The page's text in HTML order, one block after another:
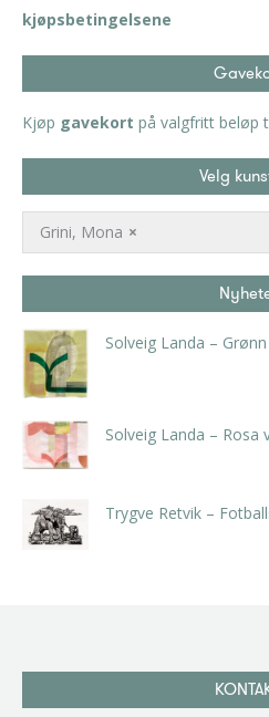
kjøpsbetingelsene
Kjøp gavekort på valgfritt beløp
Velg
×
Grini, Mona
Solveig Landa –
Solveig Landa – Rosa
Trygve Retvik –